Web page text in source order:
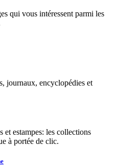
qui vous intéressent parmi les
journaux, encyclopédies et
et estampes: les collections
à portée de clic.